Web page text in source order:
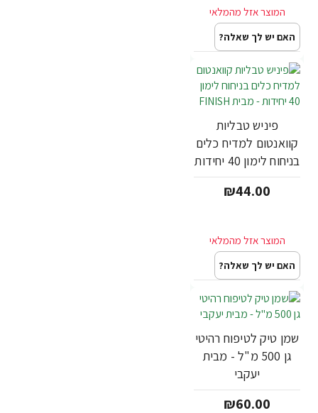
האם יש לך שאלה?
פיניש טבליות
קוואנטום למדיח כלים
בניחוח לימון 40 יחידות
- מבית FINISH
₪44.00
האם יש לך שאלה?
שמן טיק לטיפוח רהיטי
גן 500 מ"ל - מבית
יעקבי
₪60.00